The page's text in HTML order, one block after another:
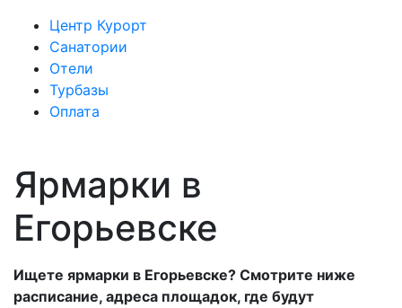
Центр Курорт
Санатории
Отели
Турбазы
Оплата
Ярмарки в
Егорьевске
Ищете ярмарки в Егорьевске? Смотрите ниже
расписание, адреса площадок, где будут